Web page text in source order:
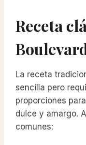
Receta
La receta
sencilla pero
proporciones
dulce y amargo.
comunes: